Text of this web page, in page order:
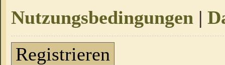
Nutzungsbedingungen |
Registrieren